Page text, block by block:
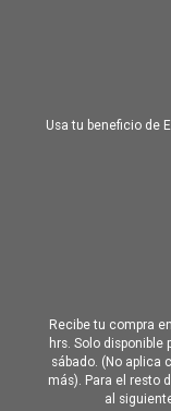
Usa tu beneficio de
Recibe tu compra
hrs. Solo disponible
sábado. (No aplica
más). Para el resto
al